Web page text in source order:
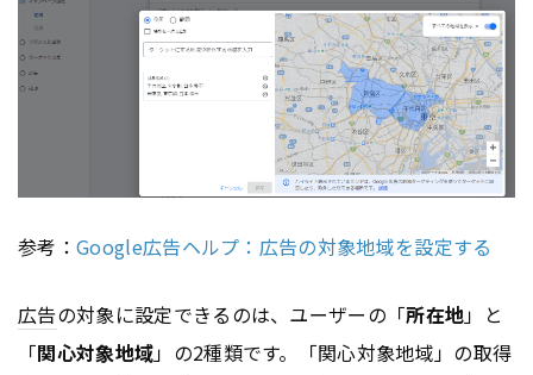
参考： Google広告ヘルプ：広告の対象地域を設定する
広告の対象に設定できるのは、ユーザーの「所在地」と
「関心対象地域」の2種類です。「関心対象地域」の取得